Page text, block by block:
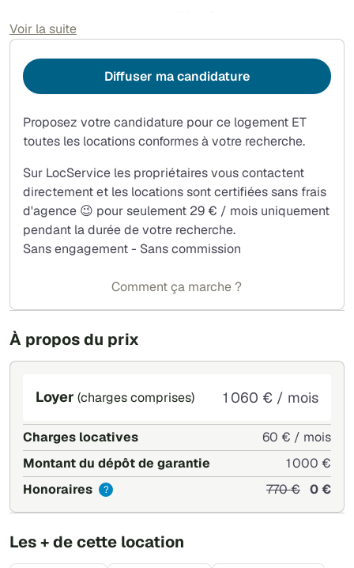
et une arrière-cours privée pour stationner jusqu'à 3
Petits commerces à proximité: Boulangerie, superette,
pharmacie, buraliste, coiffeur, dentiste et resto-bar.
La maison est orientée sud-est et est devant l'ancienne
salle des fêtes qui est maintenant la cantine municipale.
Voir la suite
À propos du prix
Loyer (charges comprises) 1 060 € / mois
Charges locatives
60 € / mois
Montant du dépôt de garantie
1 000 €
Honoraires
? 770 € 0 €
Les + de cette location
Proposez votre candidature pour ce logement ET
toutes les locations conformes à votre recherche.
Sur LocService les propriétaires vous contactent
directement et les locations sont certifiées sans frais
d'agence 😉 pour seulement 29 € / mois uniquement
pendant la durée de votre recherche.
Sans engagement - Sans commission
Diffuser ma candidature
Comment ça marche ?